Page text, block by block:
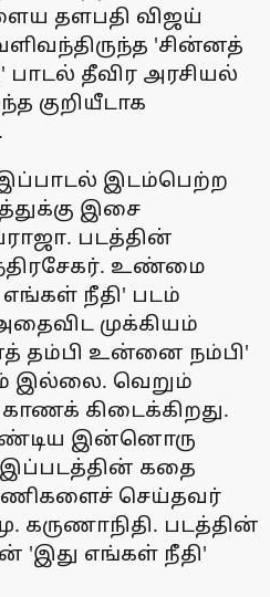
தளபதி விஜய்
'சின்னத்
தீவிர அரசியல்
குறியீடாக
இப்பாடல் இடம்பெற்ற
இசை
படத்தின்
உண்மை
நீதி' படம்
முக்கியம்
தம்பி உன்னை நம்பி'
இல்லை. வெறும்
கிடைக்கிறது.
இன்னொரு
கதை
செய்தவர்
கருணாநிதி. படத்தின்
'இது எங்கள் நீதி'